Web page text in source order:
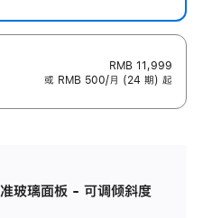
RMB 11,999
或 RMB 500/月 (24 期) 起
璃面板 - 可调倾斜度